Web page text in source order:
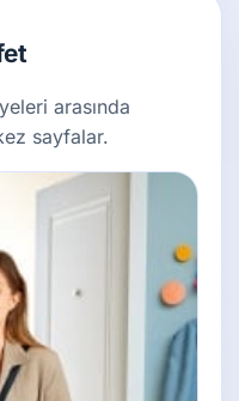
arasında
sayfalar.